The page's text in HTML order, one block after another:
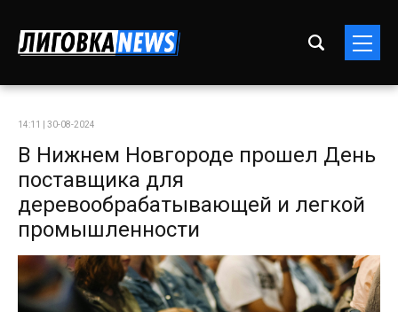
14:11 | 30-08-2024
В Нижнем Новгороде прошел День
поставщика для
деревообрабатывающей и легкой
промышленности